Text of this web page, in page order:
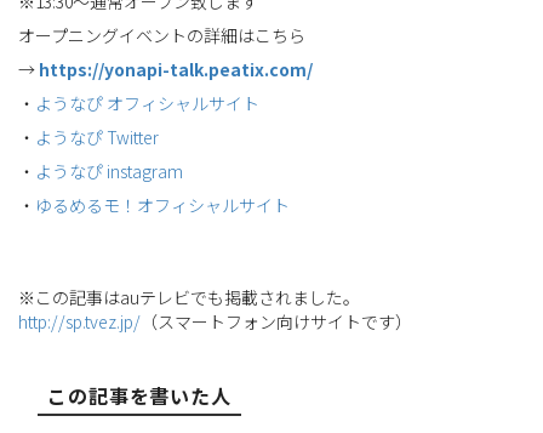
オープニングイベントの詳細はこちら
→ https://yonapi-talk.peatix.com/
・ ようなぴ オフィシャルサイト
・ ようなぴ Twitter
・ ようなぴ instagram
・ ゆるめるモ！オフィシャルサイト
※この記事はauテレビでも掲載されました。
http://sp.tvez.jp/ （スマートフォン向けサイトです）
この記事を書いた人